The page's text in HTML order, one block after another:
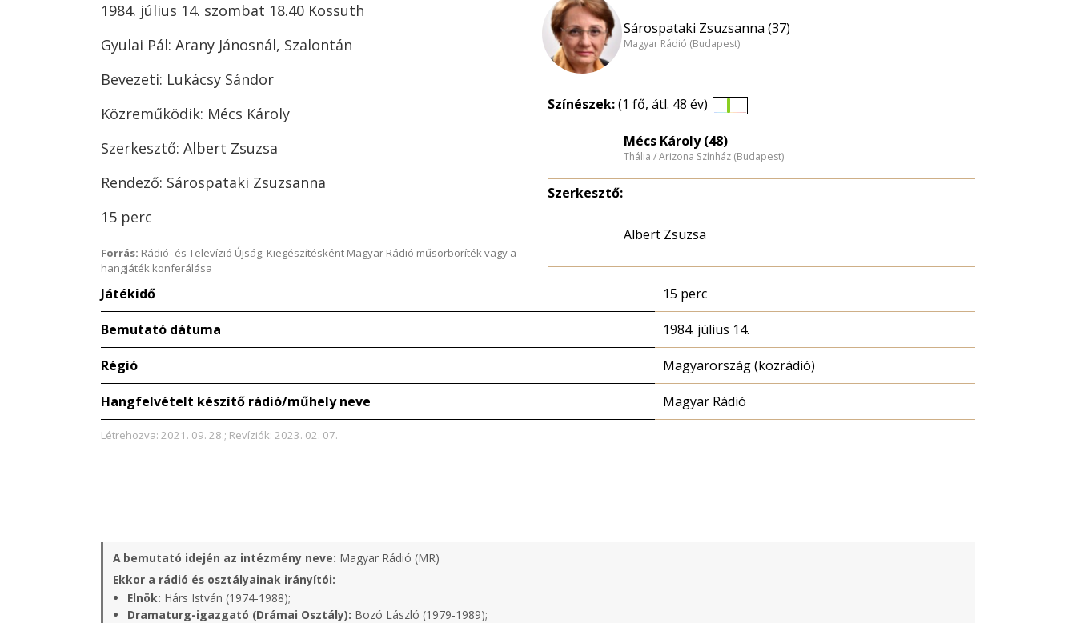
1984. július 14. szombat 18.40 Kossuth
Gyulai Pál: Arany Jánosnál, Szalontán
Bevezeti: Lukácsy Sándor
Közreműködik: Mécs Károly
Szerkesztő: Albert Zsuzsa
Rendező: Sárospataki Zsuzsanna
15 perc
Forrás: Rádió- és Televízió Újság; Kiegészítésként Magyar Rádió műsorboríték vagy a
hangjáték konferálása
Sárospataki Zsuzsanna (37)
Magyar Rádió (Budapest)
Színészek:(1 fő, átl. 48 év)
nagyítása
Mécs Károly (48)
Thália / Arizona Színház (Budapest)
Szerkesztő:
Albert Zsuzsa
Játékidő 15 perc
Bemutató dátuma 1984. július 14.
Régió Magyarország (közrádió)
Hangfelvételt készítő rádió/műhely neve Magyar Rádió
Létrehozva: 2021. 09. 28.; Revíziók: 2023. 02. 07.
A bemutató idején az intézmény neve: Magyar Rádió (MR)
Ekkor a rádió és osztályainak irányítói:
Elnök: Hárs István (1974-1988);
Dramaturg-igazgató (Drámai Osztály): Bozó László (1979-1989);